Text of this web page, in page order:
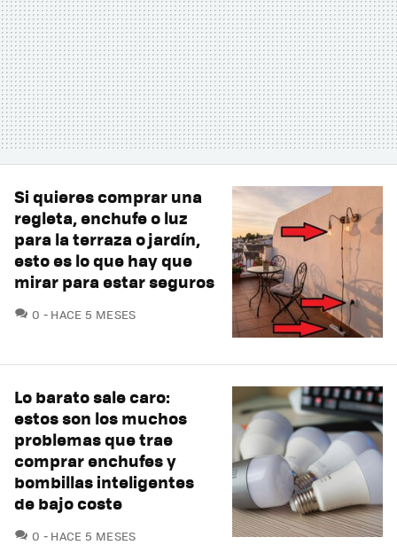
Si quieres comprar una
regleta, enchufe o luz
para la terraza o jardín,
esto es lo que hay que
mirar para estar seguros
0 COMENTARIOS
HACE 5 MESES
Lo barato sale caro:
estos son los muchos
problemas que trae
comprar enchufes y
bombillas inteligentes
de bajo coste
0 COMENTARIOS
HACE 5 MESES